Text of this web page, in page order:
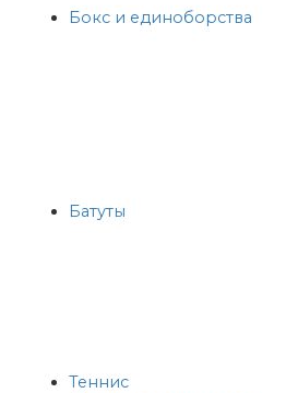
Бокс и единоборства
Батуты
Теннис